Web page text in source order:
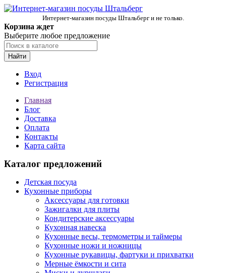
Интернет-магазин посуды Штальберг и не только.
Корзина ждет
Выберите любое предложение
Найти
Вход
Регистрация
Главная
Блог
Доставка
Оплата
Контакты
Карта сайта
Каталог предложений
Детская посуда
Кухонные приборы
Аксессуары для готовки
Зажигалки для плиты
Кондитерские аксессуары
Кухонная навеска
Кухонные весы, термометры и таймеры
Кухонные ножи и ножницы
Кухонные рукавицы, фартуки и прихватки
Мерные ёмкости и сита